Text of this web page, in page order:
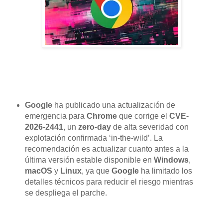
Googleha publicado una actualización de
emergencia para Chromeque corrige el CVE-
2026-2441, un zero-dayde alta severidad con
explotación confirmada ‘in-the-wild’. La
recomendación es actualizar cuanto antes a la
última versión estable disponible en Windows,
macOS y Linux, ya que Googleha limitado los
detalles técnicos para reducir el riesgo mientras
se despliega el parche.